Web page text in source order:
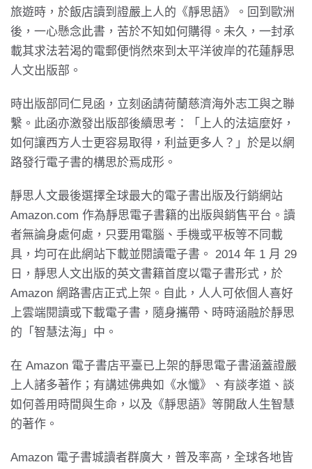
旅遊時，於飯店讀到證嚴上人的《靜思語》。回到歐洲
後，一心懸念此書，苦於不知如何購得。未久，一封承
載其求法若渴的電郵便悄然來到太平洋彼岸的花蓮靜思
人文出版部。
時出版部同仁見函，立刻函請荷蘭慈濟海外志工與之聯
繫。此函亦激發出版部後續思考：「上人的法這麼好，
如何讓西方人士更容易取得，利益更多人？」於是以網
路發行電子書的構思於焉成形。
靜思人文最後選擇全球最大的電子書出版及行銷網站
Amazon.com 作為靜思電子書籍的出版與銷售平台。讀
者無論身處何處，只要用電腦、手機或平板等不同載
具，均可在此網站下載並閱讀電子書。 2014 年 1 月 29
日，靜思人文出版的英文書籍首度以電子書形式，於
Amazon 網路書店正式上架。自此，人人可依個人喜好
上雲端閱讀或下載電子書，隨身攜帶、時時涵融於靜思
的「智慧法海」中。
在 Amazon 電子書店平臺已上架的靜思電子書涵蓋證嚴
上人諸多著作；有講述佛典如《水懺》、有談孝道、談
如何善用時間與生命，以及《靜思語》等開啟人生智慧
的著作。
Amazon 電子書城讀者群廣大，普及率高，全球各地皆